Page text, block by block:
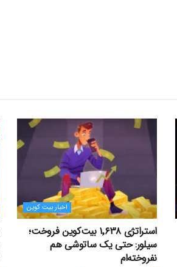
اخبار بیت کوین
استراتژی ۱٬۶۳۸ بیت‌کوین فروخت؛
سیلور: حتی یک ساتوشی هم
نفروخته‌ام